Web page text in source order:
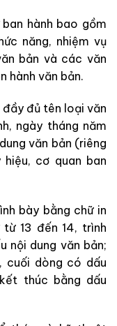
hành bao gồm
năng, nhiệm vụ
bản và các văn
hành văn bản.
đầy đủ tên loại văn
ngày tháng năm
văn bản (riêng
cơ quan ban
bày bằng chữ in
13 đến 14, trình
nội dung văn bản;
cuối dòng có dấu
thúc bằng dấu